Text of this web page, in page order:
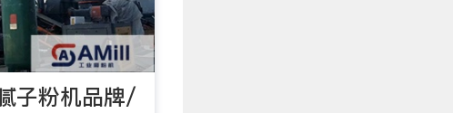
子粉机品牌/